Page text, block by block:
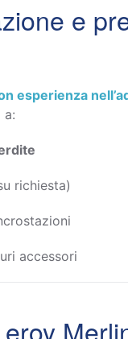
e
esperienza
a:
richiesta)
accessori